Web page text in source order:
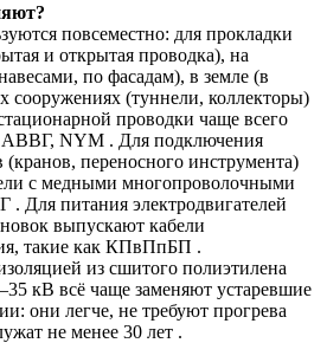
повсеместно: для прокладки
и открытая проводка), на
по фасадам), в земле (в
сооружениях (туннели, коллекторы)
проводки чаще всего
NYM . Для подключения
переносного инструмента)
с медными многопроволочными
Для питания электродвигателей
выпускают кабели
такие как КПвПпБП .
из сшитого полиэтилена
кВ всё чаще заменяют устаревшие
они легче, не требуют прогрева
не менее 30 лет .